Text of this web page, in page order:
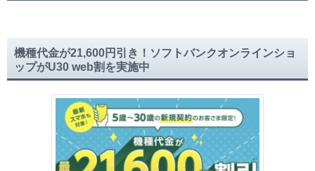
機種代金が21,600円引き！ソフトバンクオンラインショ
ップがU30 web割を実施中